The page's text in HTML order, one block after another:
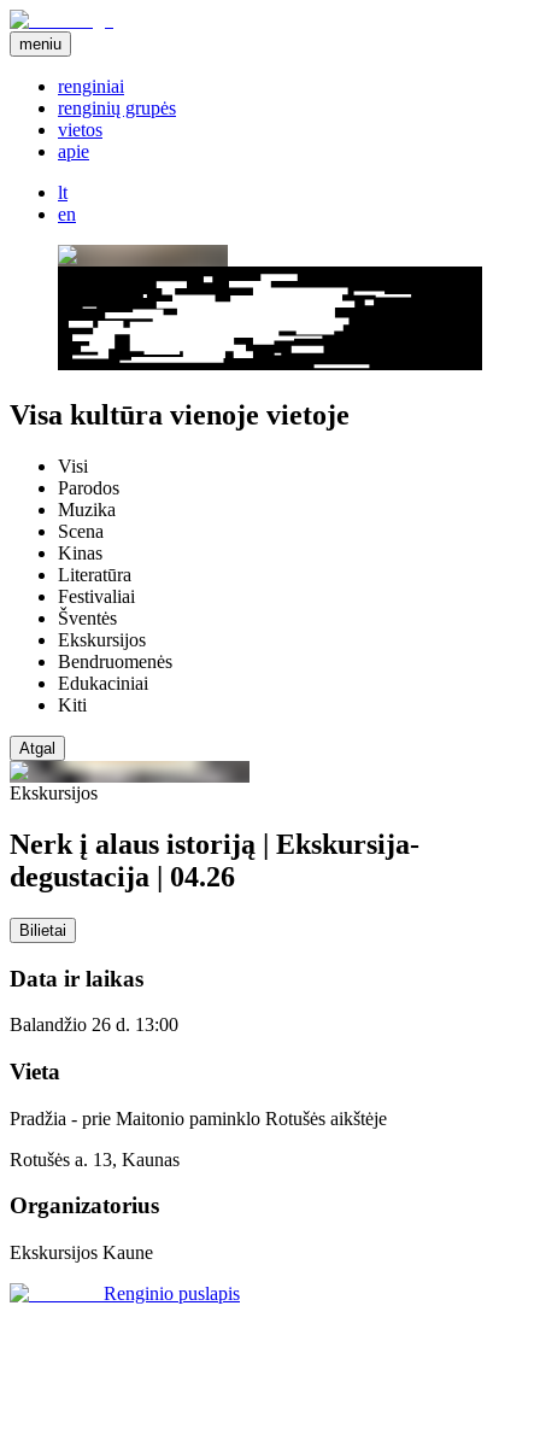
meniu
renginiai
renginių grupės
vietos
apie
lt
en
Visa kultūra vienoje vietoje
Visi
Parodos
Muzika
Scena
Kinas
Literatūra
Festivaliai
Šventės
Ekskursijos
Bendruomenės
Edukaciniai
Kiti
Atgal
Ekskursijos
Nerk į alaus istoriją | Ekskursija-
degustacija | 04.26
Bilietai
Data ir laikas
Balandžio 26 d. 13:00
Vieta
Pradžia - prie Maitonio paminklo Rotušės aikštėje
Rotušės a. 13, Kaunas
Organizatorius
Ekskursijos Kaune
Renginio puslapis